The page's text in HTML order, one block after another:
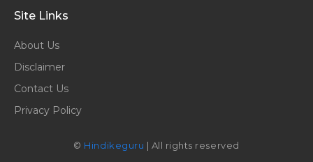
Site Links
About Us
Disclaimer
Contact Us
Privacy Policy
© Hindikeguru | All rights reserved